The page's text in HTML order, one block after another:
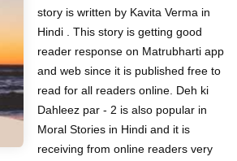
story is written by Kavita Verma in
Hindi . This story is getting good
reader response on Matrubharti app
and web since it is published free to
read for all readers online. Deh ki
Dahleez par - 2 is also popular in
Moral Stories in Hindi and it is
receiving from online readers very